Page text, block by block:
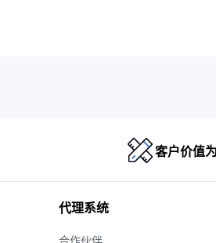
客户价值
代理系统